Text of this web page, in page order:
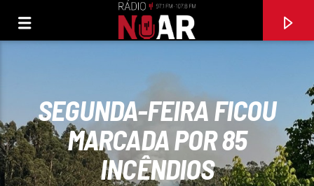
SEGUNDA-FEIRA FICOU
MARCADA POR 85
INCÊNDIOS